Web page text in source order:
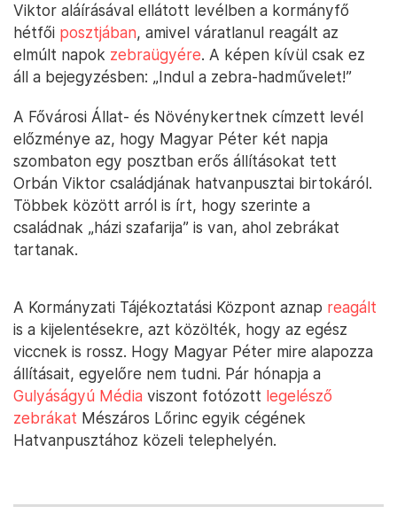
Viktor aláírásával ellátott levélben a kormányfő
hétfői posztjában, amivel váratlanul reagált az
elmúlt napok zebraügyére. A képen kívül csak ez
áll a bejegyzésben: „Indul a zebra-hadművelet!”
A Fővárosi Állat- és Növénykertnek címzett levél
előzménye az, hogy Magyar Péter két napja
szombaton egy posztban erős állításokat tett
Orbán Viktor családjának hatvanpusztai birtokáról.
Többek között arról is írt, hogy szerinte a
családnak „házi szafarija” is van, ahol zebrákat
tartanak.
A Kormányzati Tájékoztatási Központ aznap reagált
is a kijelentésekre, azt közölték, hogy az egész
viccnek is rossz. Hogy Magyar Péter mire alapozza
állításait, egyelőre nem tudni. Pár hónapja a
Gulyáságyú Média viszont fotózott legelésző
zebrákat Mészáros Lőrinc egyik cégének
Hatvanpusztához közeli telephelyén.